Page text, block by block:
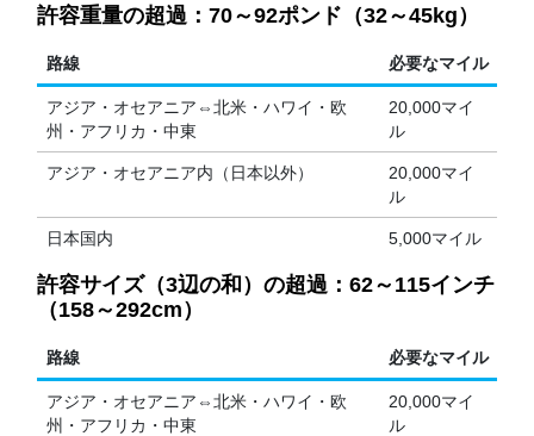
許容重量の超過：70～92ポンド（32～45kg）
路線 必要なマイル
アジア・オセアニア⇔北米・ハワイ・欧
州・アフリカ・中東
20,000マイ
ル
アジア・オセアニア内（日本以外）
20,000マイ
ル
日本国内 5,000マイル
許容サイズ（3辺の和）の超過：62～115インチ
（158～292cm）
路線 必要なマイル
アジア・オセアニア⇔北米・ハワイ・欧
州・アフリカ・中東
20,000マイ
ル